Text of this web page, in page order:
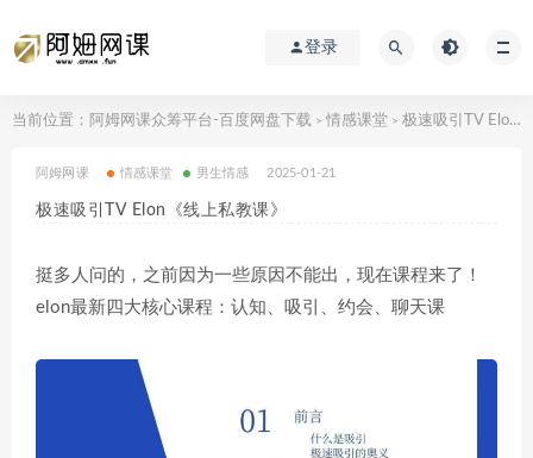
登录
当前位置： 阿姆网课众筹平台-百度网盘下载 > 情感课堂 > 极速吸引TV Elon《线上私教课》
阿姆网课 情感课堂 男生情感 2025-01-21
极速吸引TV Elon《线上私教课》
挺多人问的，之前因为一些原因不能出，现在课程来了！
elon最新四大核心课程：认知、吸引、约会、聊天课